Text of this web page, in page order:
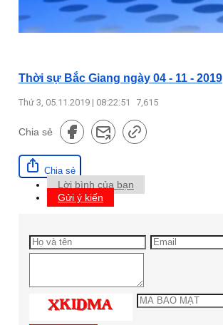
Thời sự Bắc Giang ngày 04 - 11 - 2019
Thứ 3, 05.11.2019 | 08:22:51 7,615
Chia sẻ
Chia sẻ
Lời bình của bạn
Gửi ý kiến